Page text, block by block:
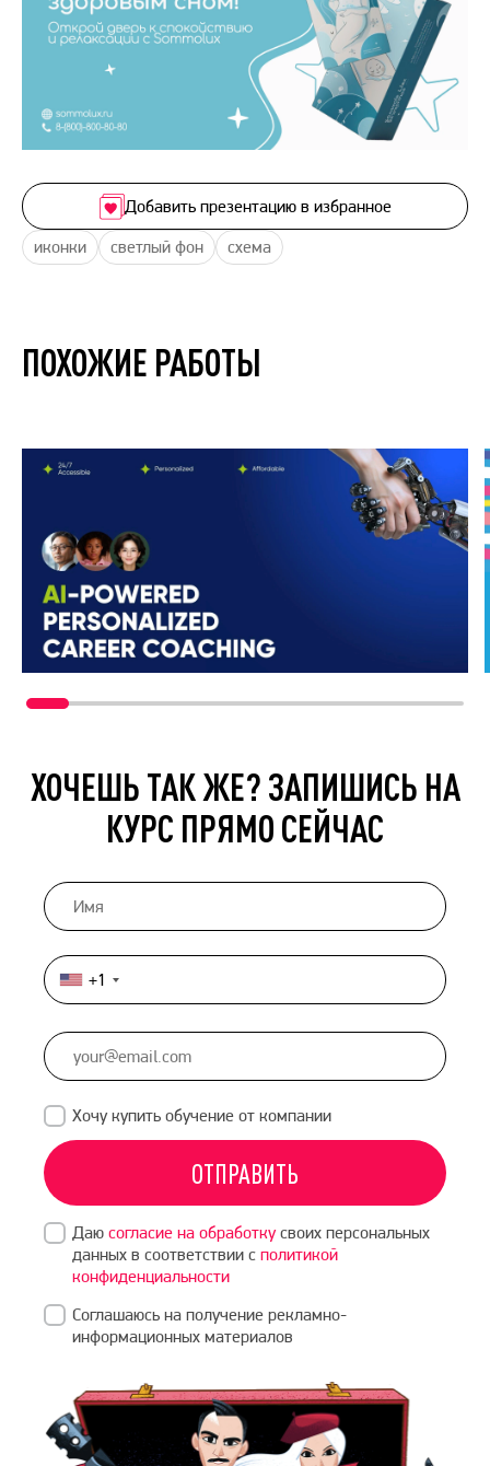
иконки светлый фон схема
Добавить презентацию в избранное
ПОХОЖИЕ РАБОТЫ
ХОЧЕШЬ ТАК ЖЕ? ЗАПИШИСЬ НА
КУРС ПРЯМО СЕЙЧАС
United
States
+1
+1
Хочу купить обучение от компании
ОТПРАВИТЬ
Даю согласие на обработкусвоих персональных
данных в соответствии с политикой
конфиденциальности
Соглашаюсь на получение рекламно-
информационных материалов